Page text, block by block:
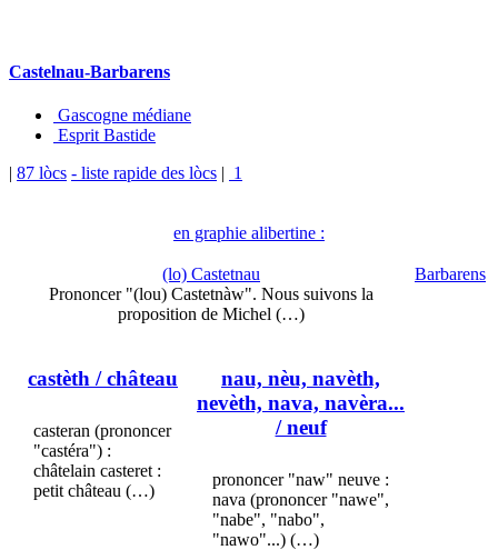
Castelnau-Barbarens
Gascogne médiane
Esprit Bastide
| 87 lòcs - liste rapide des lòcs | 1
en graphie alibertine :
(lo) Castetnau
Prononcer "(lou) Castetnàw". Nous suivons la
proposition de Michel (…)
castèth / château
casteran (prononcer
"castéra") :
châtelain casteret :
petit château (…)
nau, nèu, navèth,
nevèth, nava, navèra...
/ neuf
prononcer "naw" neuve :
nava (prononcer "nawe",
"nabe", "nabo",
"nawo"...) (…)
Barbarens